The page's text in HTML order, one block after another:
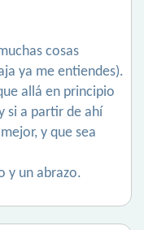
cosas
ya me entiendes).
allá en principio
si a partir de ahí
y que sea
y un abrazo.